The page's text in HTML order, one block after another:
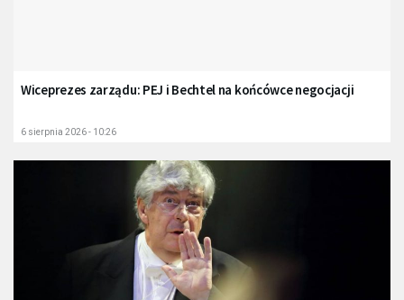
Wiceprezes zarządu: PEJ i Bechtel na końcówce negocjacji
6 sierpnia 2026 - 10:26